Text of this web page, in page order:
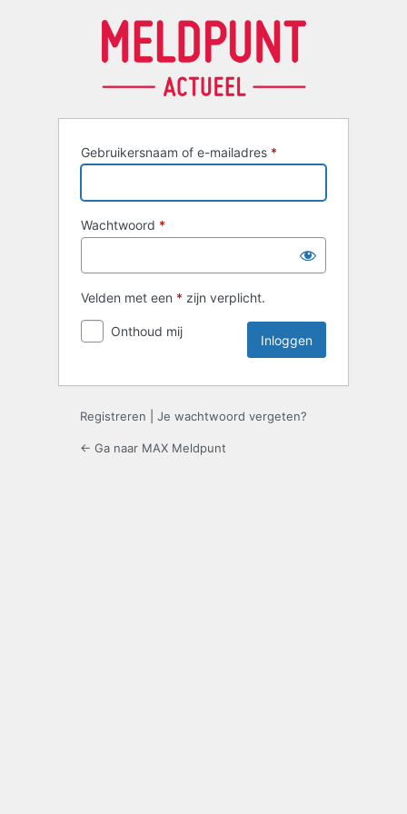
Gebruikersnaam of e-mailadres *
Wachtwoord *
Velden met een * zijn verplicht.
Onthoud mij
Registreren Je wachtwoord vergeten?
← Ga naar MAX Meldpunt